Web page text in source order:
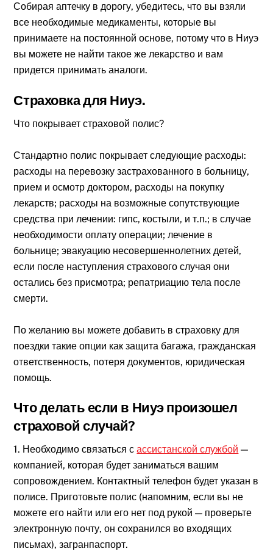
Собирая аптечку в дорогу, убедитесь, что вы взяли
все необходимые медикаменты, которые вы
принимаете на постоянной основе, потому что в Ниуэ
вы можете не найти такое же лекарство и вам
придется принимать аналоги.
Страховка для Ниуэ.
Что покрывает страховой полис?
Стандартно полис покрывает следующие расходы:
расходы на перевозку застрахованного в больницу,
прием и осмотр доктором, расходы на покупку
лекарств; расходы на возможные сопутствующие
средства при лечении: гипс, костыли, и т.п.; в случае
необходимости оплату операции; лечение в
больнице; эвакуацию несовершеннолетних детей,
если после наступления страхового случая они
остались без присмотра; репатриацию тела после
смерти.
По желанию вы можете добавить в страховку для
поездки такие опции как защита багажа, гражданская
ответственность, потеря документов, юридическая
помощь.
Что делать если в Ниуэ произошел
страховой случай?
1. Необходимо связаться сассистанской службой —
компанией, которая будет заниматься вашим
сопровождением. Контактный телефон будет указан в
полисе. Приготовьте полис (напомним, если вы не
можете его найти или его нет под рукой — проверьте
электронную почту, он сохранился во входящих
письмах), загранпаспорт.